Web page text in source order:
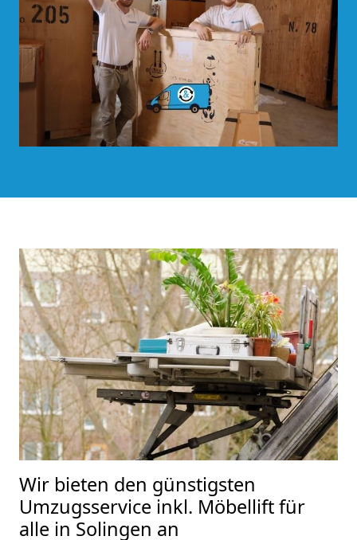
Wir bieten den günstigsten
Umzugsservice inkl. Möbellift für
alle in Solingen an